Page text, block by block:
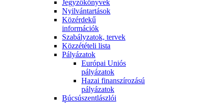
Jegyzőkönyvek
Nyilvántartások
Közérdekű
információk
Szabályzatok, tervek
Közzétételi lista
Pályázatok
Európai Uniós
pályázatok
Hazai finanszírozású
pályázatok
Búcsúszentlászlói